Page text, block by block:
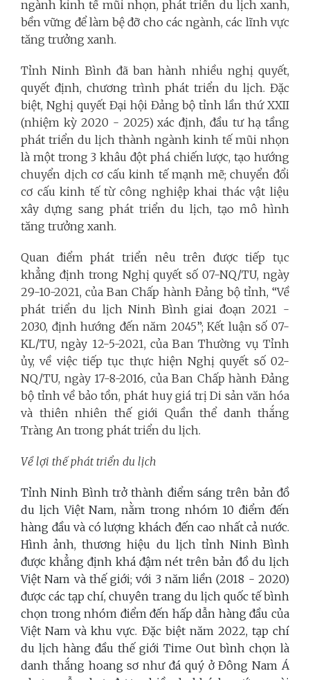
ngành kinh tế mũi nhọn, phát triển du lịch xanh,
bền vững để làm bệ đỡ cho các ngành, các lĩnh vực
tăng trưởng xanh.
Tỉnh Ninh Bình đã ban hành nhiều nghị quyết,
quyết định, chương trình phát triển du lịch. Đặc
biệt, Nghị quyết Đại hội Đảng bộ tỉnh lần thứ XXII
(nhiệm kỳ 2020 - 2025) xác định, đầu tư hạ tầng
phát triển du lịch thành ngành kinh tế mũi nhọn
là một trong 3 khâu đột phá chiến lược, tạo hướng
chuyển dịch cơ cấu kinh tế mạnh mẽ; chuyển đổi
cơ cấu kinh tế từ công nghiệp khai thác vật liệu
xây dựng sang phát triển du lịch, tạo mô hình
tăng trưởng xanh.
Quan điểm phát triển nêu trên được tiếp tục
khẳng định trong Nghị quyết số 07-NQ/TU, ngày
29-10-2021, của Ban Chấp hành Đảng bộ tỉnh, “Về
phát triển du lịch Ninh Bình giai đoạn 2021 -
2030, định hướng đến năm 2045”; Kết luận số 07-
KL/TU, ngày 12-5-2021, của Ban Thường vụ Tỉnh
ủy, về việc tiếp tục thực hiện Nghị quyết số 02-
NQ/TU, ngày 17-8-2016, của Ban Chấp hành Đảng
bộ tỉnh về bảo tồn, phát huy giá trị Di sản văn hóa
và thiên nhiên thế giới Quần thể danh thắng
Tràng An trong phát triển du lịch.
Về lợi thế phát triển du lịch
Tỉnh Ninh Bình trở thành điểm sáng trên bản đồ
du lịch Việt Nam, nằm trong nhóm 10 điểm đến
hàng đầu và có lượng khách đến cao nhất cả nước.
Hình ảnh, thương hiệu du lịch tỉnh Ninh Bình
được khẳng định khá đậm nét trên bản đồ du lịch
Việt Nam và thế giới; với 3 năm liền (2018 - 2020)
được các tạp chí, chuyên trang du lịch quốc tế bình
chọn trong nhóm điểm đến hấp dẫn hàng đầu của
Việt Nam và khu vực. Đặc biệt năm 2022, tạp chí
du lịch hàng đầu thế giới Time Out bình chọn là
danh thắng hoang sơ như đá quý ở Đông Nam Á